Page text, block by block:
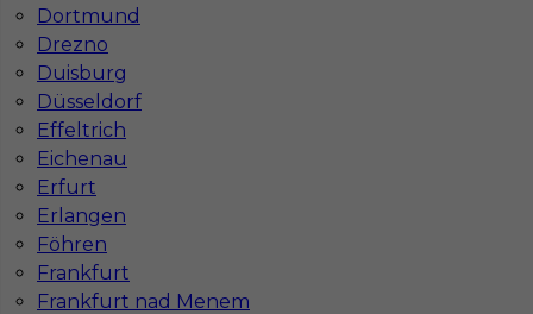
Dortmund
Drezno
Duisburg
Düsseldorf
Effeltrich
Eichenau
Erfurt
Erlangen
Föhren
Frankfurt
Frankfurt nad Menem
Praca rozbiórki / wyburzenia w Niemczech
bez języka
Kategoria Pracownicy fizyczni
Lokalizacja Niemcy , Hagen